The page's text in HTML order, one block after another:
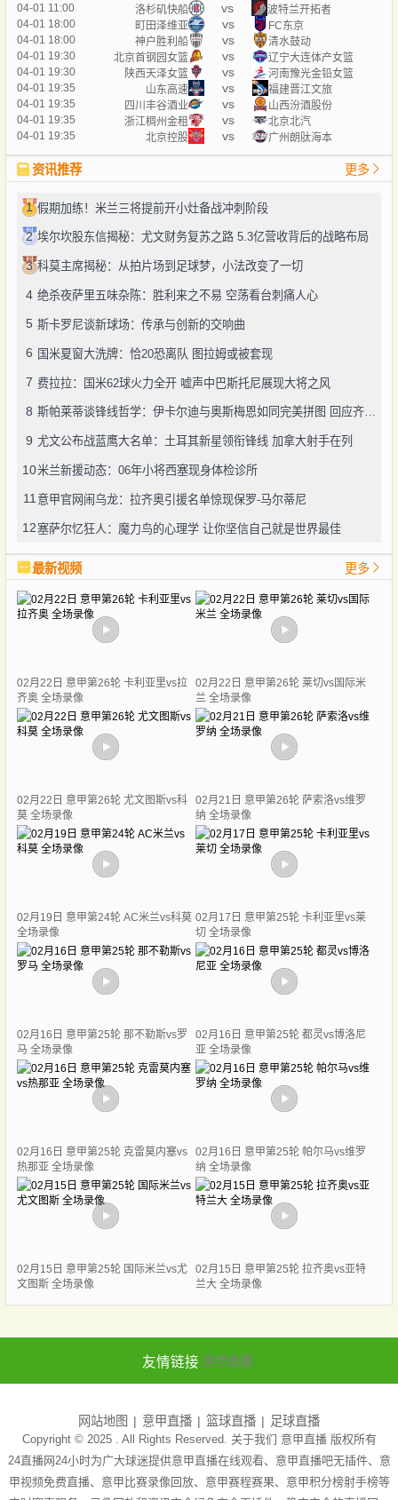
04-01 11:00 洛杉矶快船 vs
波特兰开拓者
04-01 18:00
町田泽维亚 vs
FC东京
04-01 18:00
神户胜利船 vs
清水鼓动
04-01 19:30
北京首钢园女篮 vs
辽宁大连体产女篮
04-01 19:30
陕西天泽女篮 vs
河南豫光金铅女篮
04-01 19:35
山东高速 vs
福建晋江文旅
04-01 19:35
四川丰谷酒业 vs
山西汾酒股份
04-01 19:35
浙江稠州金租 vs
北京北汽
04-01 19:35
北京控股 vs 广州朗肽海本
资讯推荐 更多
1 假期加练！米兰三将提前开小灶备战冲刺阶段
2 埃尔坎股东信揭秘：尤文财务复苏之路 5.3亿营收背后的战略布局
3 科莫主席揭秘：从拍片场到足球梦，小法改变了一切
4 绝杀夜萨里五味杂陈：胜利来之不易 空荡看台刺痛人心
5 斯卡罗尼谈新球场：传承与创新的交响曲
6 国米夏窗大洗牌：恰20恐离队 图拉姆或被套现
7 费拉拉：国米62球火力全开 嘘声中巴斯托尼展现大将之风
8 斯帕莱蒂谈锋线哲学：伊卡尔迪与奥斯梅恩如同完美拼图 回应齐沃争议言论显格局
9 尤文公布战蓝鹰大名单：土耳其新星领衔锋线 加拿大射手在列
10米兰新援动态：06年小将西塞现身体检诊所
11 意甲官网闹乌龙：拉齐奥引援名单惊现保罗-马尔蒂尼
12塞萨尔忆狂人：魔力鸟的心理学 让你坚信自己就是世界最佳
最新视频 更多
02月22日 意甲第26轮 卡利亚里vs拉
齐奥 全场录像
02月22日 意甲第26轮 莱切vs国际米
兰 全场录像
02月22日 意甲第26轮 尤文图斯vs科
莫 全场录像
02月21日 意甲第26轮 萨索洛vs维罗
纳 全场录像
02月19日 意甲第24轮 AC米兰vs科莫
全场录像
02月17日 意甲第25轮 卡利亚里vs莱
切 全场录像
02月16日 意甲第25轮 那不勒斯vs罗
马 全场录像
02月16日 意甲第25轮 都灵vs博洛尼
亚 全场录像
02月16日 意甲第25轮 克雷莫内塞vs
热那亚 全场录像
02月16日 意甲第25轮 帕尔马vs维罗
纳 全场录像
02月15日 意甲第25轮 国际米兰vs尤
文图斯 全场录像
02月15日 意甲第25轮 拉齐奥vs亚特
兰大 全场录像
友情链接 意甲直播
网站地图 意甲直播 篮球直播 足球直播
Copyright © 2025 . All Rights Reserved. 关于我们 意甲直播版权所有
24直播网24小时为广大球迷提供意甲直播在线观看、意甲直播吧无插件、意
甲视频免费直播、意甲比赛录像回放、意甲赛程赛果、意甲积分榜射手榜等